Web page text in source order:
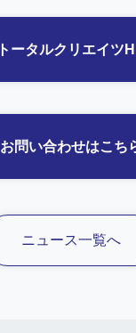
トータルクリエイツ
お問い合わせはこち
ニュース一覧へ